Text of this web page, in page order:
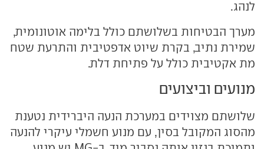
לנהג.
מערך הבטיחות בשלושתם כולל בלימה אוטונומית,
שמירת נתיב, בקרת שיוט אדפטיבית והתרעת שטח
מת אקטיבית כולל על פתיחת דלת.
מנועים וביצועים
שלושתם מצוידים במערכת הנעה היברידית נטענת
מהסוג המקובל בסין, עם מנוע חשמלי עיקרי להנעה